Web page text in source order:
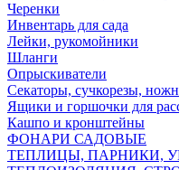
Черенки
Инвентарь для сада
Лейки, рукомойники
Шланги
Опрыскиватели
Секаторы, сучкорезы,
Ящики и горшочки для
Кашпо и кронштейны
ФОНАРИ САДОВЫЕ
ТЕПЛИЦЫ, ПАРНИКИ,